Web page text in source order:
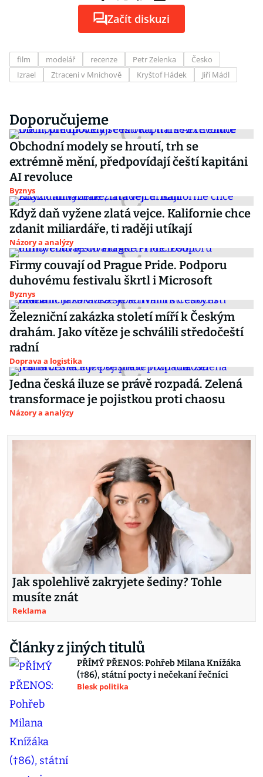
Začít diskuzi
film modelář recenze Petr Zelenka
Česko
Izrael
Ztraceni v Mnichově Kryštof Hádek Jiří Mádl
Doporučujeme
Obchodní modely se hroutí, trh se
extrémně mění, předpovídají čeští kapitáni
AI revoluce
Byznys
Když daň vyžene zlatá vejce. Kalifornie chce
zdanit miliardáře, ti raději utíkají
Názory a analýzy
Firmy couvají od Prague Pride. Podporu
duhovému festivalu škrtl i Microsoft
Byznys
Železniční zakázka století míří k Českým
drahám. Jako vítěze je schválili středočeští
radní
Doprava a logistika
Jedna česká iluze se právě rozpadá. Zelená
transformace je pojistkou proti chaosu
Názory a analýzy
Jak spolehlivě zakryjete šediny? Tohle
musíte znát
Reklama
Články z jiných titulů
PŘÍMÝ PŘENOS: Pohřeb Milana Knížáka
(†86), státní pocty i nečekaní řečníci
Blesk politika